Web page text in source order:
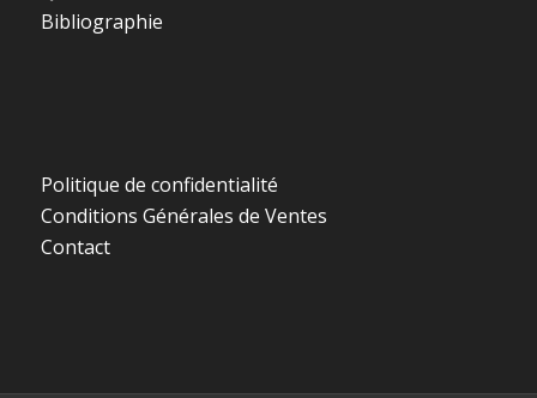
Bibliographie
Politique de confidentialité
Conditions Générales de Ventes
Contact